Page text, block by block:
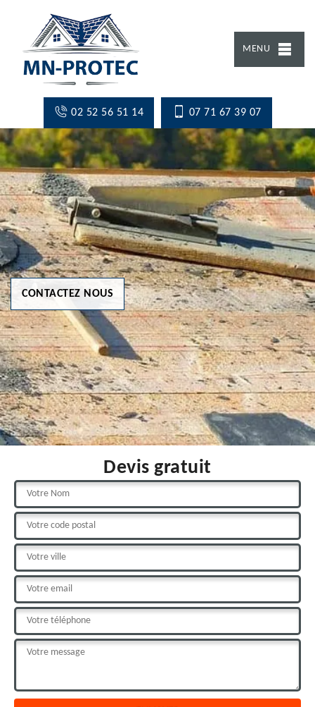
MENU
02 52 56 51 14 07 71 67 39 07
CONTACTEZ NOUS
Devis gratuit